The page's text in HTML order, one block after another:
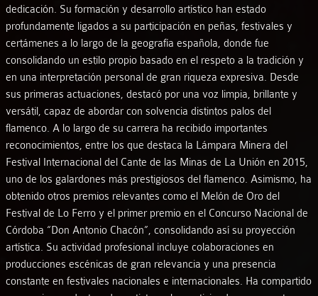
dedicación. Su formación y desarrollo artístico han estado
profundamente ligados a su participación en peñas, festivales y
certámenes a lo largo de la geografía española, donde fue
consolidando un estilo propio basado en el respeto a la tradición y
en una interpretación personal de gran riqueza expresiva. Desde
sus primeras actuaciones, destacó por una voz limpia, brillante y
versátil, capaz de abordar con solvencia distintos palos del
flamenco. A lo largo de su carrera ha recibido importantes
reconocimientos, entre los que destaca la Lámpara Minera del
Festival Internacional del Cante de las Minas de La Unión en 2015,
uno de los galardones más prestigiosos del flamenco. Asimismo, ha
obtenido otros premios relevantes como el Melón de Oro del
Festival de Lo Ferro y el primer premio en el Concurso Nacional de
Córdoba “Don Antonio Chacón”, consolidando así su proyección
artística. Su actividad profesional incluye colaboraciones en
producciones escénicas de gran relevancia y una presencia
constante en festivales nacionales e internacionales. Ha compartido